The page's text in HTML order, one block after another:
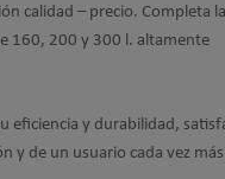
calidad – precio. Completa la
160, 200 y 300 l. altamente
eficiencia y durabilidad,
y de un usuario cada vez más